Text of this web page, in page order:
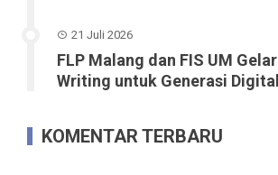
21 Juli 2026
FLP Malang dan FIS UM
Writing untuk Generasi Digital
KOMENTAR TERBARU